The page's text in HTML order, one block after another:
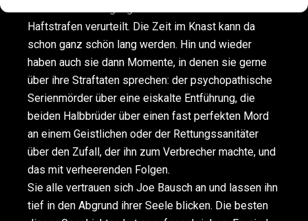
Haftstrafen verurteilt. Die Zeit im Knast kann da
schon ganz schön lang werden. Hin und wieder
haben auch sie dann Momente, in denen sie gerne
über ihre Straftaten sprechen: der psychopathische
Serienmörder über eine eiskalte Entführung, die
beiden Halbbrüder über einen fast perfekten Mord
an einem Geistlichen oder der Rettungssanitäter
über den Zufall, der ihn zum Verbrecher machte, und
das mit verheerenden Folgen.
Sie alle vertrauen sich Joe Bausch an und lassen ihn
tief in den Abgrund ihrer Seele blicken. Die besten